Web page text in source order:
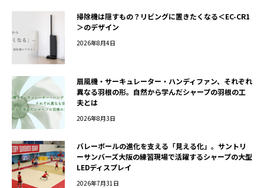
掃除機は隠すもの？リビングに置きたくなる＜EC-CR1
＞のデザイン
2026年8月4日
扇風機・サーキュレーター・ハンディファン、それぞれ
異なる羽根の形。自然から学んだシャープの羽根の工
夫とは
2026年8月3日
バレーボールの進化を支える「見える化」。サントリ
ーサンバーズ大阪の練習現場で活躍するシャープの大型
LEDディスプレイ
2026年7月31日